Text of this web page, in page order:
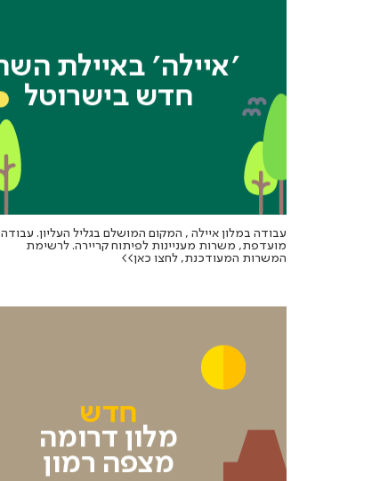
עבודה במלון איילה , המקום המושלם בגליל העליון. עבודה
מועדפת, משרות מעניינות לפיתוח קריירה. לרשימת
המשרות המעודכנת, לחצו כאן>>